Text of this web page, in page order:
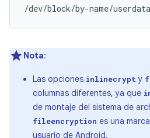
/dev/block/by-name/
Nota:
Las opciones inlinecrypt y
columnas diferentes, ya que
de montaje del sistema de
fileencryption es una
usuario de Android.